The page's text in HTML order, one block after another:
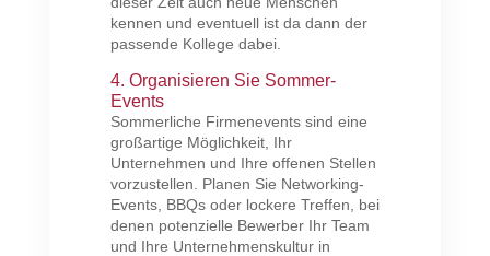
kennen und eventuell ist da dann der
passende Kollege dabei.
4. Organisieren Sie Sommer-
Events
Sommerliche Firmenevents sind eine
großartige Möglichkeit, Ihr
Unternehmen und Ihre offenen Stellen
vorzustellen. Planen Sie Networking-
Events, BBQs oder lockere Treffen, bei
denen potenzielle Bewerber Ihr Team
und Ihre Unternehmenskultur in